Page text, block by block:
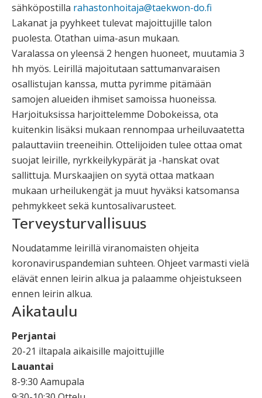
sähköpostilla rahastonhoitaja@taekwon-do.fi
Lakanat ja pyyhkeet tulevat majoittujille talon
puolesta. Otathan uima-asun mukaan.
Varalassa on yleensä 2 hengen huoneet, muutamia 3
hh myös. Leirillä majoitutaan sattumanvaraisen
osallistujan kanssa, mutta pyrimme pitämään
samojen alueiden ihmiset samoissa huoneissa.
Harjoituksissa harjoittelemme Dobokeissa, ota
kuitenkin lisäksi mukaan rennompaa urheiluvaatetta
palauttaviin treeneihin. Ottelijoiden tulee ottaa omat
suojat leirille, nyrkkeilykypärät ja -hanskat ovat
sallittuja. Murskaajien on syytä ottaa matkaan
mukaan urheilukengät ja muut hyväksi katsomansa
pehmykkeet sekä kuntosalivarusteet.
Terveysturvallisuus
Noudatamme leirillä viranomaisten ohjeita
koronaviruspandemian suhteen. Ohjeet varmasti vielä
elävät ennen leirin alkua ja palaamme ohjeistukseen
ennen leirin alkua.
Aikataulu
Perjantai
20-21 iltapala aikaisille majoittujille
Lauantai
8-9:30 Aamupala